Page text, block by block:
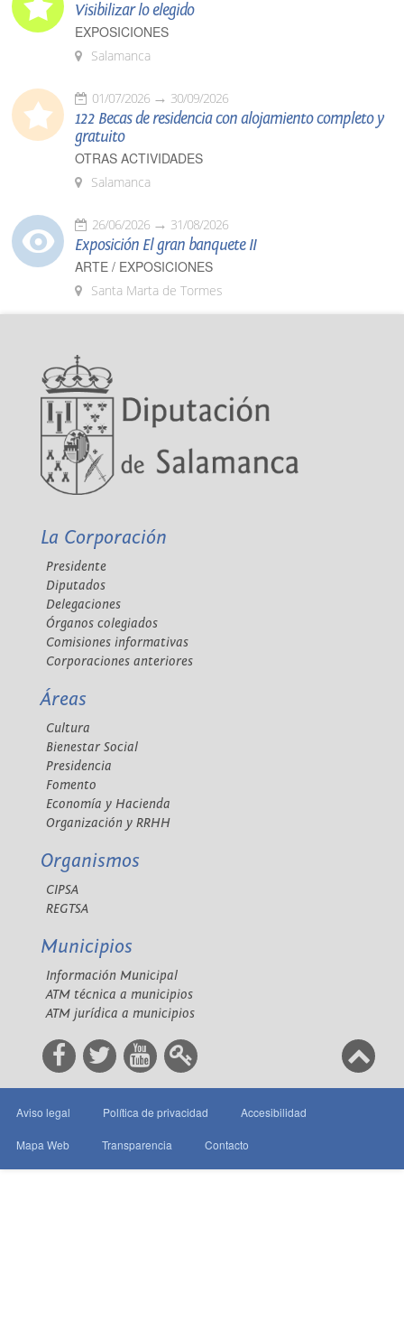
Visibilizar lo elegido
EXPOSICIONES
Salamanca
01/07/2026 30/09/2026
122 Becas de residencia con alojamiento completo y
gratuito
OTRAS ACTIVIDADES
Salamanca
26/06/2026 31/08/2026
Exposición El gran banquete II
ARTE / EXPOSICIONES
Santa Marta de Tormes
La Corporación
Presidente
Diputados
Delegaciones
Órganos colegiados
Comisiones informativas
Corporaciones anteriores
Áreas
Cultura
Bienestar Social
Presidencia
Fomento
Economía y Hacienda
Organización y RRHH
Organismos
CIPSA
REGTSA
Municipios
Información Municipal
ATM técnica a municipios
ATM jurídica a municipios
Aviso legal Política de privacidad Accesibilidad
Mapa Web Transparencia Contacto